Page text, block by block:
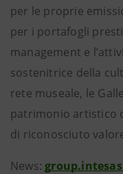
per le proprie
per i portafogli
management e
sostenitrice della
rete museale, le
patrimonio artistico
di riconosciuto
News: